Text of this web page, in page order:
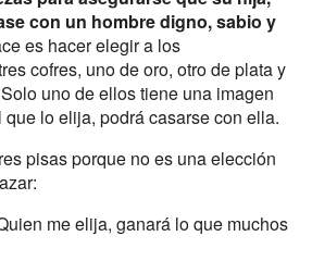
con un hombre digno, sabio y
es hacer elegir a los
cofres, uno de oro, otro de plata y
uno de ellos tiene una imagen
que lo elija, podrá casarse con ella.
pisas porque no es una elección
me elija, ganará lo que muchos